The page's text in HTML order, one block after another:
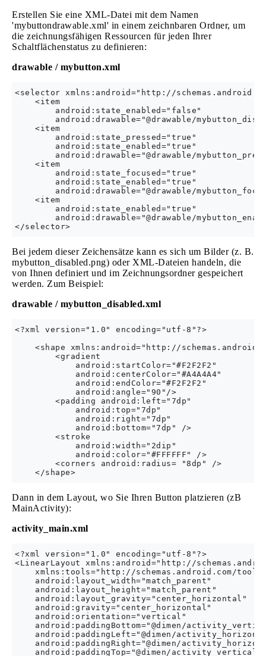
Erstellen Sie eine XML-Datei mit dem Namen
'mybuttondrawable.xml' in einem zeichnbaren Ordner, um
die zeichnungsfähigen Ressourcen für jeden Ihrer
Schaltflächenstatus zu definieren:
drawable / mybutton.xml
<selector xmlns:android="http://
    <item
        android:state_enabled="false"
android:drawable="@drawable/
    <item
        android:state_pressed="true"
        android:state_enabled="true"
android:drawable="@drawable/
    <item
        android:state_focused="true"
        android:state_enabled="true"
android:drawable="@drawable/
    <item
        android:state_enabled="true"
android:drawable="@drawable/
Bei jedem dieser Zeichensätze kann es sich um Bilder (z. B.
mybutton_disabled.png) oder XML-Dateien handeln, die
von Ihnen definiert und im Zeichnungsordner gespeichert
werden. Zum Beispiel:
drawable / mybutton_disabled.xml
<?xml version="1.0" encoding="utf-8"?>
<shape xmlns:android="http://
        <gradient
            android:startColor="#F2F2F2"
            android:centerColor="#A4A4A4"
            android:endColor="#F2F2F2"
            android:angle="90"/>
        <padding android:left="7dp"
            android:top="7dp"
            android:right="7dp"
            android:bottom="7dp" />
        <stroke
            android:width="2dip"
            android:color="#FFFFFF" />
        <corners android:radius= "8dp" />
Dann in dem Layout, wo Sie Ihren Button platzieren (zB
MainActivity):
activity_main.xml
<?xml version="1.0" encoding="utf-8"?>
<LinearLayout xmlns:android="http://
xmlns:tools="http://schemas.android.com/
    android:layout_width="match_parent"
    android:layout_height="match_parent"
    android:layout_gravity="center_horizontal"
    android:gravity="center_horizontal"
    android:orientation="vertical"
android:paddingBottom="@dimen/
android:paddingLeft="@dimen/
android:paddingRight="@dimen/
android:paddingTop="@dimen/